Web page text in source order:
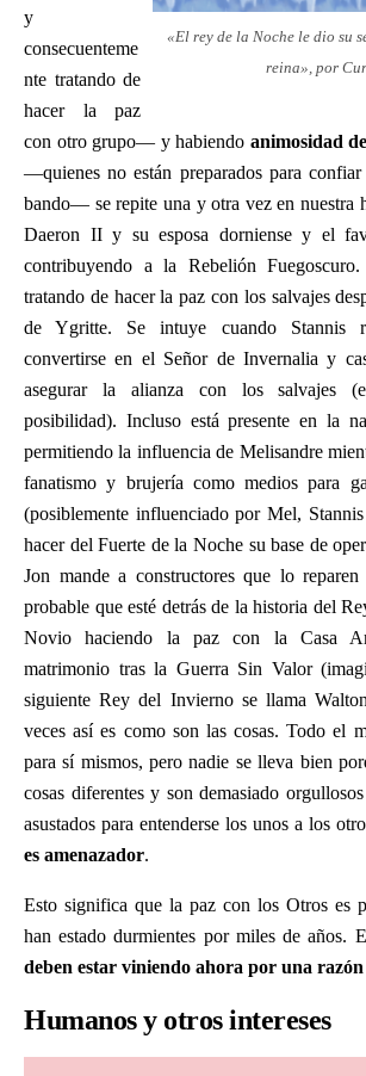
«El rey de la Noche le dio su
reina», por
y
consecuenteme
nte tratando de
hacer la paz
con otro grupo— y habiendo animosidad
—quienes no están preparados para
bando— se repite una y otra vez en nuestra
Daeron II y su esposa dorniense y el
contribuyendo a la Rebelión
tratando de hacer la paz con los salvajes
de Ygritte. Se intuye cuando Stannis
convertirse en el Señor de Invernalia y
asegurar la alianza con los salvajes
posibilidad). Incluso está presente en la
permitiendo la influencia de Melisandre
fanatismo y brujería como medios para
(posiblemente influenciado por Mel,
hacer del Fuerte de la Noche su base de
Jon mande a constructores que lo
probable que esté detrás de la historia del
Novio haciendo la paz con la Casa
matrimonio tras la Guerra Sin Valor
siguiente Rey del Invierno se llama
veces así es como son las cosas. Todo el
para sí mismos, pero nadie se lleva bien
cosas diferentes y son demasiado
asustados para entenderse los unos a los
es amenazador.
Esto significa que la paz con los Otros es
han estado durmientes por miles de años.
deben estar viniendo ahora por una razón
Humanos y otros intereses